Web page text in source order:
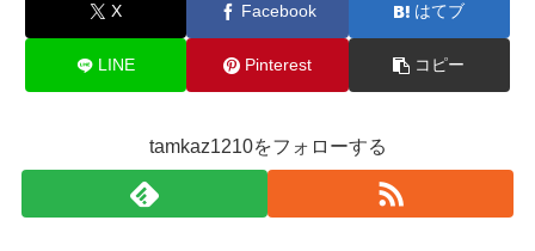
X Facebook はてブ
LINE Pinterest コピー
tamkaz1210をフォローする